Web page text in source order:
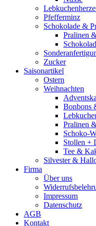
Pfefferminz
Schokolade &
Pralinen
Zucker
Saisonartikel
Ostern
Weihnachten
Bonbons
Pralinen
Schoko-
Stollen +
Tee &
Silvester &
Firma
Über uns
Impressum
Datenschutz
AGB
Kontakt